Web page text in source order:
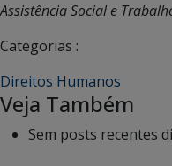
Assistência Social e
Categorias :
Direitos Humanos
Veja Também
Sem posts recentes